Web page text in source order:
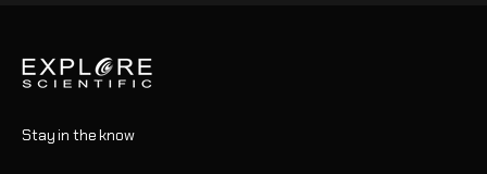
Stay in the know